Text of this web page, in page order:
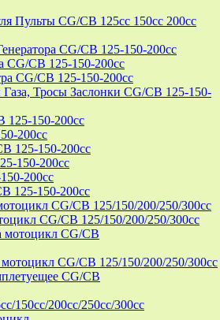
Пульты CG/CB 125cc 150cc 200cc
CG/CB 125-150-200cc
CB 125-150-200cc
CG/CB 125-150-200cc
Тросы Заслонки CG/CB 125-150-
125-150-200cc
200cc
125-150-200cc
150-200cc
200cc
125-150-200cc
CG/CB 125/150/200/250/300cc
CG/CB 125/150/200/250/300cc
CG/CB
CG/CB 125/150/200/250/300cc
CG/CB
150cc/200cc/250cc/300cc